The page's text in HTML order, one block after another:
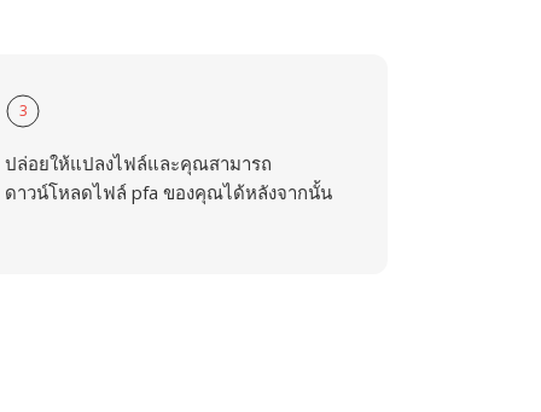
3
ปล่อยให้แปลงไฟล์และคุณสามารถ
ดาวน์โหลดไฟล์ pfa ของคุณได้หลังจากนั้น